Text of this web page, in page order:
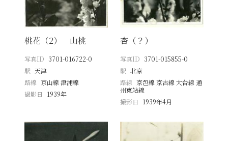
桃花（2） 山桃
写真ID 3701-016722-0
駅 天津
路線 京山線 津浦線
撮影日
1939年
杏（？）
写真ID 3701-015855-0
駅 北京
路線 京包線 京古線 大台線 通
州東站線
撮影日
1939年4月